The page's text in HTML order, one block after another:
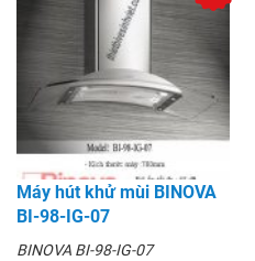
Máy hút khử mùi BINOVA
BI-98-IG-07
BINOVA BI-98-IG-07